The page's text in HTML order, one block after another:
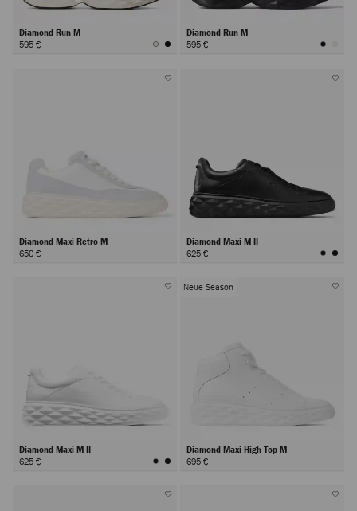
Diamond Run M
595 €
Diamond Run M
595 €
Diamond Maxi Retro M
650 €
Diamond Maxi M II
625 €
Diamond Maxi M II
625 €
Neue Season
Diamond Maxi High Top M
695 €